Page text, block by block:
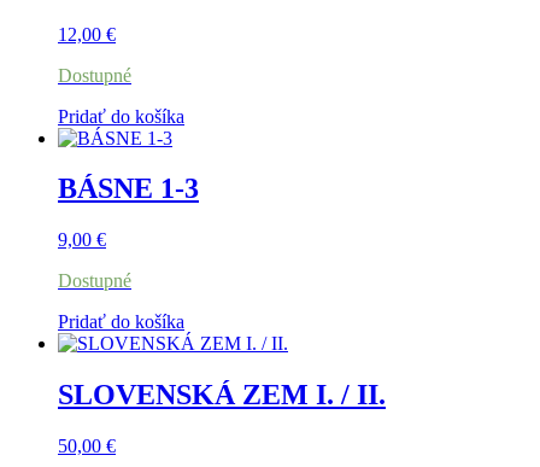
12,00 €
Dostupné
Pridať do košíka
BÁSNE 1-3
9,00 €
Dostupné
Pridať do košíka
SLOVENSKÁ ZEM I. / II.
50,00 €